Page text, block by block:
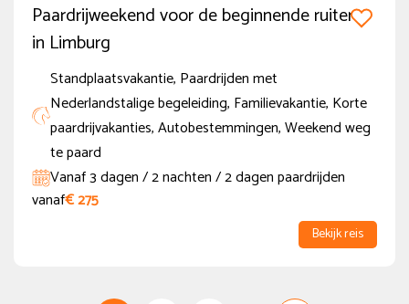
Paardrijweekend voor de beginnende ruiter
in Limburg
Standplaatsvakantie, Paardrijden met
Nederlandstalige begeleiding, Familievakantie, Korte
paardrijvakanties, Autobestemmingen, Weekend weg
te paard
Vanaf 3 dagen / 2 nachten / 2 dagen paardrijden
vanaf€ 275
Bekijk reis